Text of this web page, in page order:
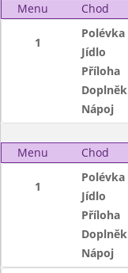
Menu
Chod
1
Polévka
Jídlo
Příloha
Doplněk
Nápoj
Menu Chod
1
Polévka
Jídlo
Příloha
Doplněk
Nápoj